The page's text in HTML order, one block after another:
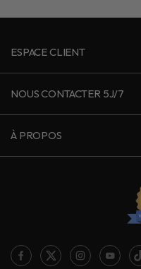
ESPACE CLIENT
NOUS CONTACTER 5J/7
À PROPOS